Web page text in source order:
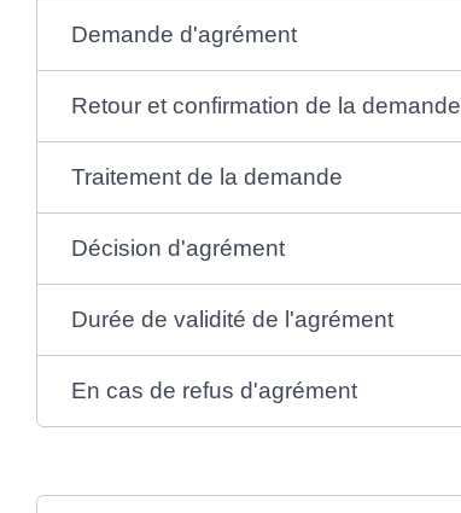
Demande d'agrément
Retour et confirmation de la demande
Traitement de la demande
Décision d'agrément
Durée de validité de l'agrément
En cas de refus d'agrément